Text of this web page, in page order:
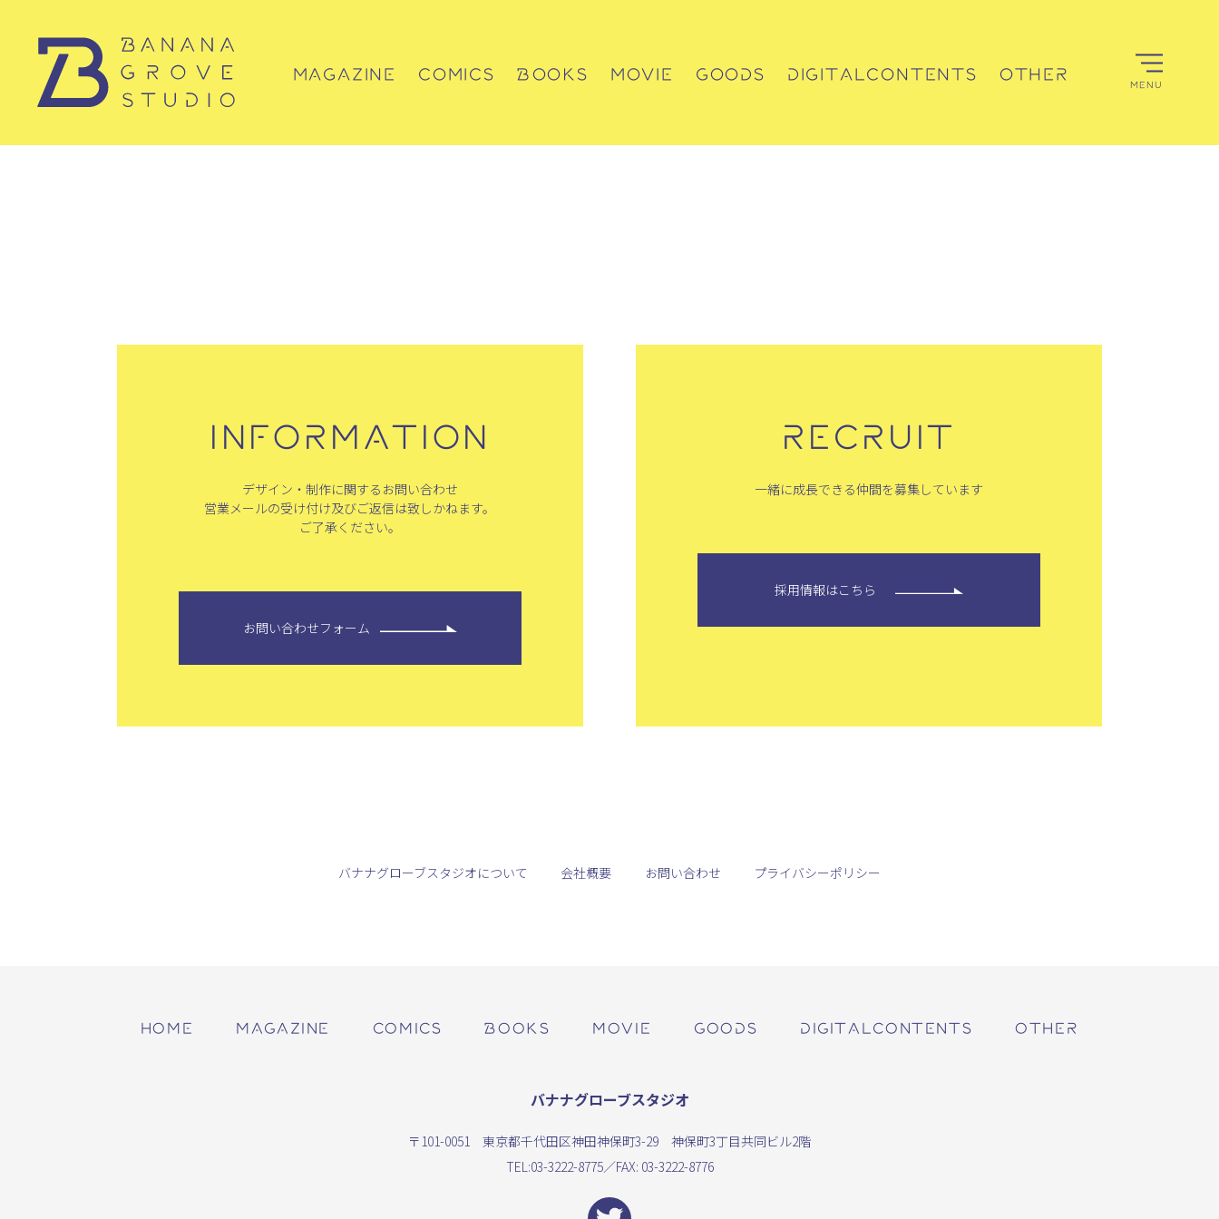
MAGAZINE COMICS BOOKS MOVIE GOODS DIGITALCONTENTS OTHER MENU
INFORMATION
デザイン・制作に関するお問い合わせ
営業メールの受け付け及びご返信は致しかねます。
ご了承ください。
お問い合わせフォーム
RECRUIT
一緒に成長できる仲間を募集しています
採用情報はこちら
バナナグローブスタジオについて 会社概要 お問い合わせ プライバシーポリシー
HOME MAGAZINE COMICS BOOKS MOVIE GOODS DIGITALCONTENTS OTHER
バナナグローブスタジオ
〒101-0051 東京都千代田区神田神保町3-29 神保町3丁目共同ビル2階
TEL:03-3222-8775／FAX: 03-3222-8776